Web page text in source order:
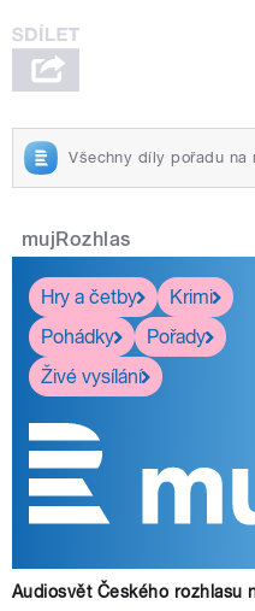
Všechny díly pořadu na
mujRozhlas
Hry a četby
Krimi
Pohádky
Pořady
Živé vysílání
Audiosvět Českého rozhlasu